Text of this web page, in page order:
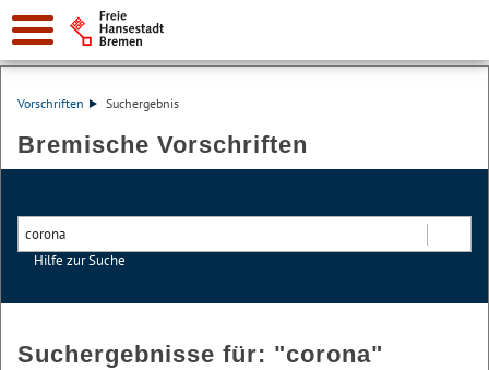
Vorschriften Suchergebnis
Bremische Vorschriften
Hilfe zur Suche
Suchergebnisse für: "corona"